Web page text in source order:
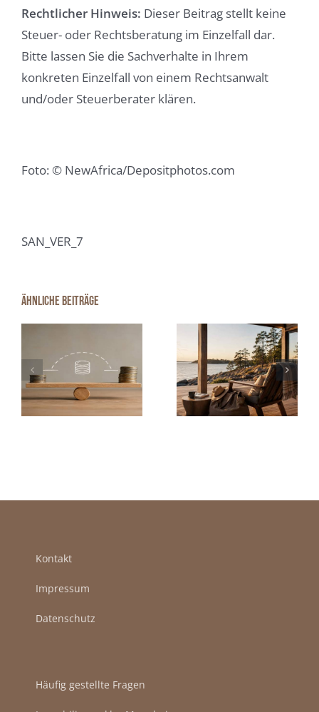
Rechtlicher Hinweis: Dieser Beitrag stellt keine
Steuer- oder Rechtsberatung im Einzelfall dar.
Bitte lassen Sie die Sachverhalte in Ihrem
konkreten Einzelfall von einem Rechtsanwalt
und/oder Steuerberater klären.
Foto: © NewAfrica/Depositphotos.com
SAN_VER_7
Ähnliche BeiträgeFeriendomizil
passt: Den
richtigen
Moment für
Haustechnik
beim
Ein
Kontakt
Impressum
Datenschutz
Häufig gestellte Fragen